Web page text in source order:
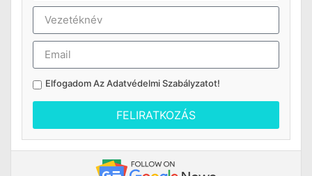
Elfogadom AzAdatvédelmi Szabályzatot!
FELIRATKOZÁS